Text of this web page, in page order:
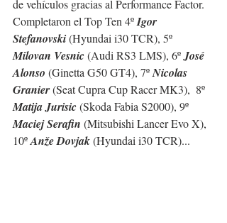
de vehículos gracias al Performance Factor.
Completaron el Top Ten 4º Igor
Stefanovski (Hyundai i30 TCR), 5º
Milovan Vesnic (Audi RS3 LMS), 6º José
Alonso (Ginetta G50 GT4), 7º Nicolas
Granier (Seat Cupra Cup Racer MK3),  8º
Matija Jurisic (Skoda Fabia S2000), 9º
Maciej Serafin (Mitsubishi Lancer Evo X),
10º Anže Dovjak (Hyundai i30 TCR)...